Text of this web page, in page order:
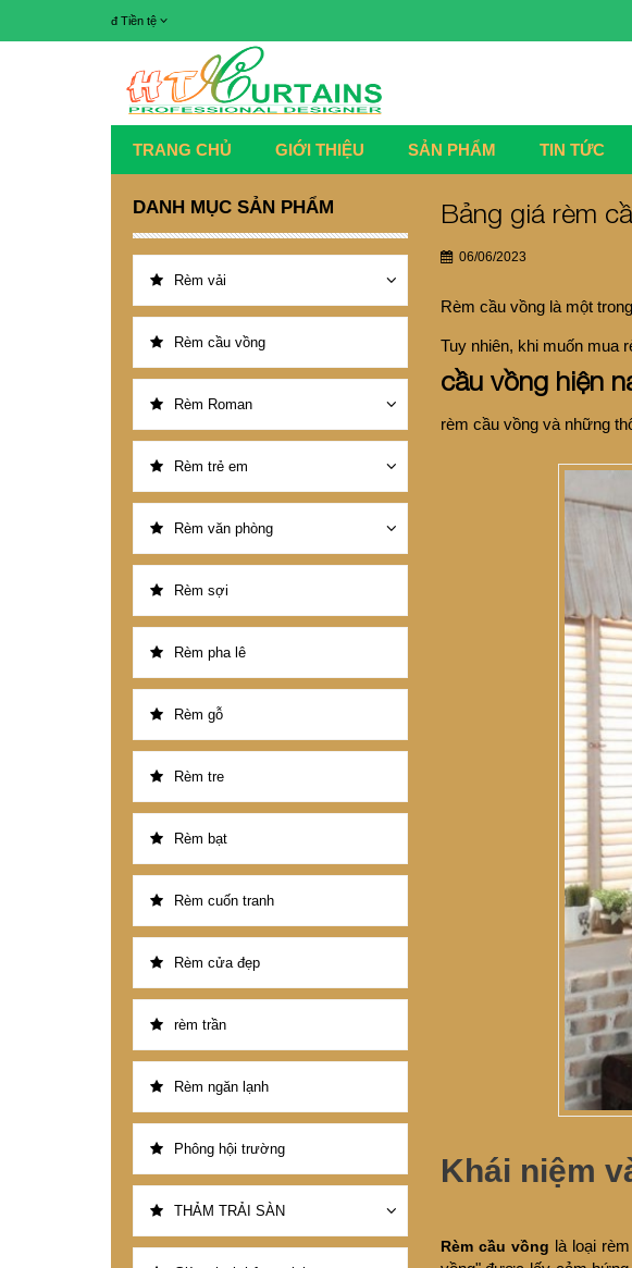
đ Tiền tệ
TRANG CHỦ GIỚI THIỆU SẢN PHẨM TIN TỨC
DANH MỤC SẢN PHẨM
Rèm vải
Rèm cầu vồng
Rèm Roman
Rèm trẻ em
Rèm văn phòng
Rèm sợi
Rèm pha lê
Rèm gỗ
Rèm tre
Rèm bạt
Rèm cuốn tranh
Rèm cửa đẹp
rèm trần
Rèm ngăn lạnh
Phông hội trường
THẢM TRẢI SÀN
Bảng giá rèm
06/06/2023
Rèm cầu vồng là một
Tuy nhiên, khi muốn mua
cầu vồng hiện
rèm cầu vồng và những
Khái niệm
Rèm cầu vồng là loại